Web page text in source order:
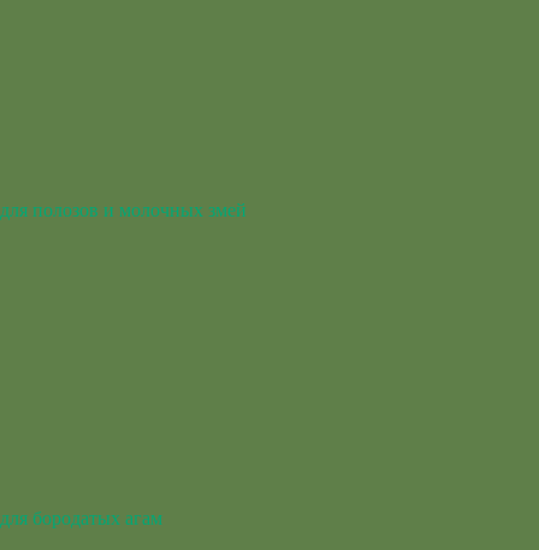
для полозов и молочных змей
для бородатых агам